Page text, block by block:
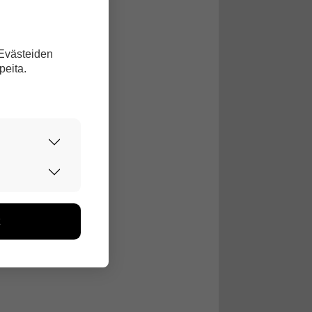
kerätään
Emme